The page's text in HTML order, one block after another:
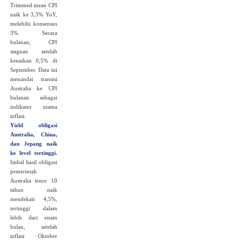
Trimmed mean CPI
naik ke 3,3% YoY,
melebihi konsensus
3%. Secara
bulanan, CPI
stagnan setelah
kenaikan 0,5% di
September. Data ini
menandai transisi
Australia ke CPI
bulanan sebagai
indikator utama
inflasi.
Yield obligasi
Australia, China,
dan Jepang naik
ke level tertinggi.
Imbal hasil obligasi
pemerintah
Australia tenor 10
tahun naik
mendekati 4,5%,
tertinggi dalam
lebih dari enam
bulan, setelah
inflasi Oktober